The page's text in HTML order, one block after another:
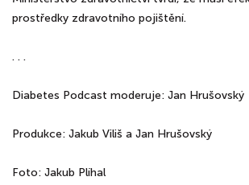
prostředky zdravotního pojištění.
. . .
Diabetes Podcast moderuje: Jan Hrušovský
Produkce: Jakub Viliš a Jan Hrušovský
Foto: Jakub Plíhal